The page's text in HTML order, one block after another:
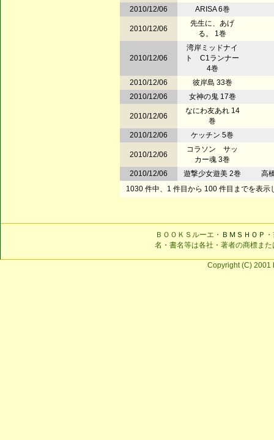
2010/12/06
ARISA 6巻
2010/12/06
先生に、あげ
る。 1巻
2010/12/06
湾岸ミッドナイ
ト C1ランナー
4巻
2010/12/06
彼岸島 33巻
2010/12/06
女神の鬼 17巻
2010/12/06
なにわ友あれ 14
巻
2010/12/06
ケッチン 5巻
2010/12/06
コラソン サッ
カー魂 3巻
2010/12/06
遊撃少女遊美 2巻
高
1030 件中、1 件目から 100 件目までを表示
ＢＯＯＫＳルーエ・ ＢＭＳＨＯＰ
名・書名等は各社・著者の商標ま
Copyright (C) 2001